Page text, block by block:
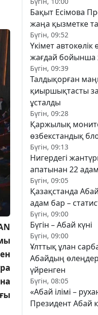
Бақыт Есімова
жаңа қызметке
Бүгін, 09:52
Үкімет автокөлік
жағдай бойынша
Бүгін, 09:39
Талдықорған
қиыршықтасты
ұсталды
Бүгін, 09:28
Қаржылық
өзбекстандық
Бүгін, 09:13
Нигердегі
апатынан 22
Бүгін, 09:05
Қазақстанда
адам бар –
Бүгін, 09:00
Бүгін – Абай күні
Бүгін, 09:00
Ұлттық ұлан
Абайдың
үйренген
Бүгін, 08:05
«Абай ілімі –
Президент Абай